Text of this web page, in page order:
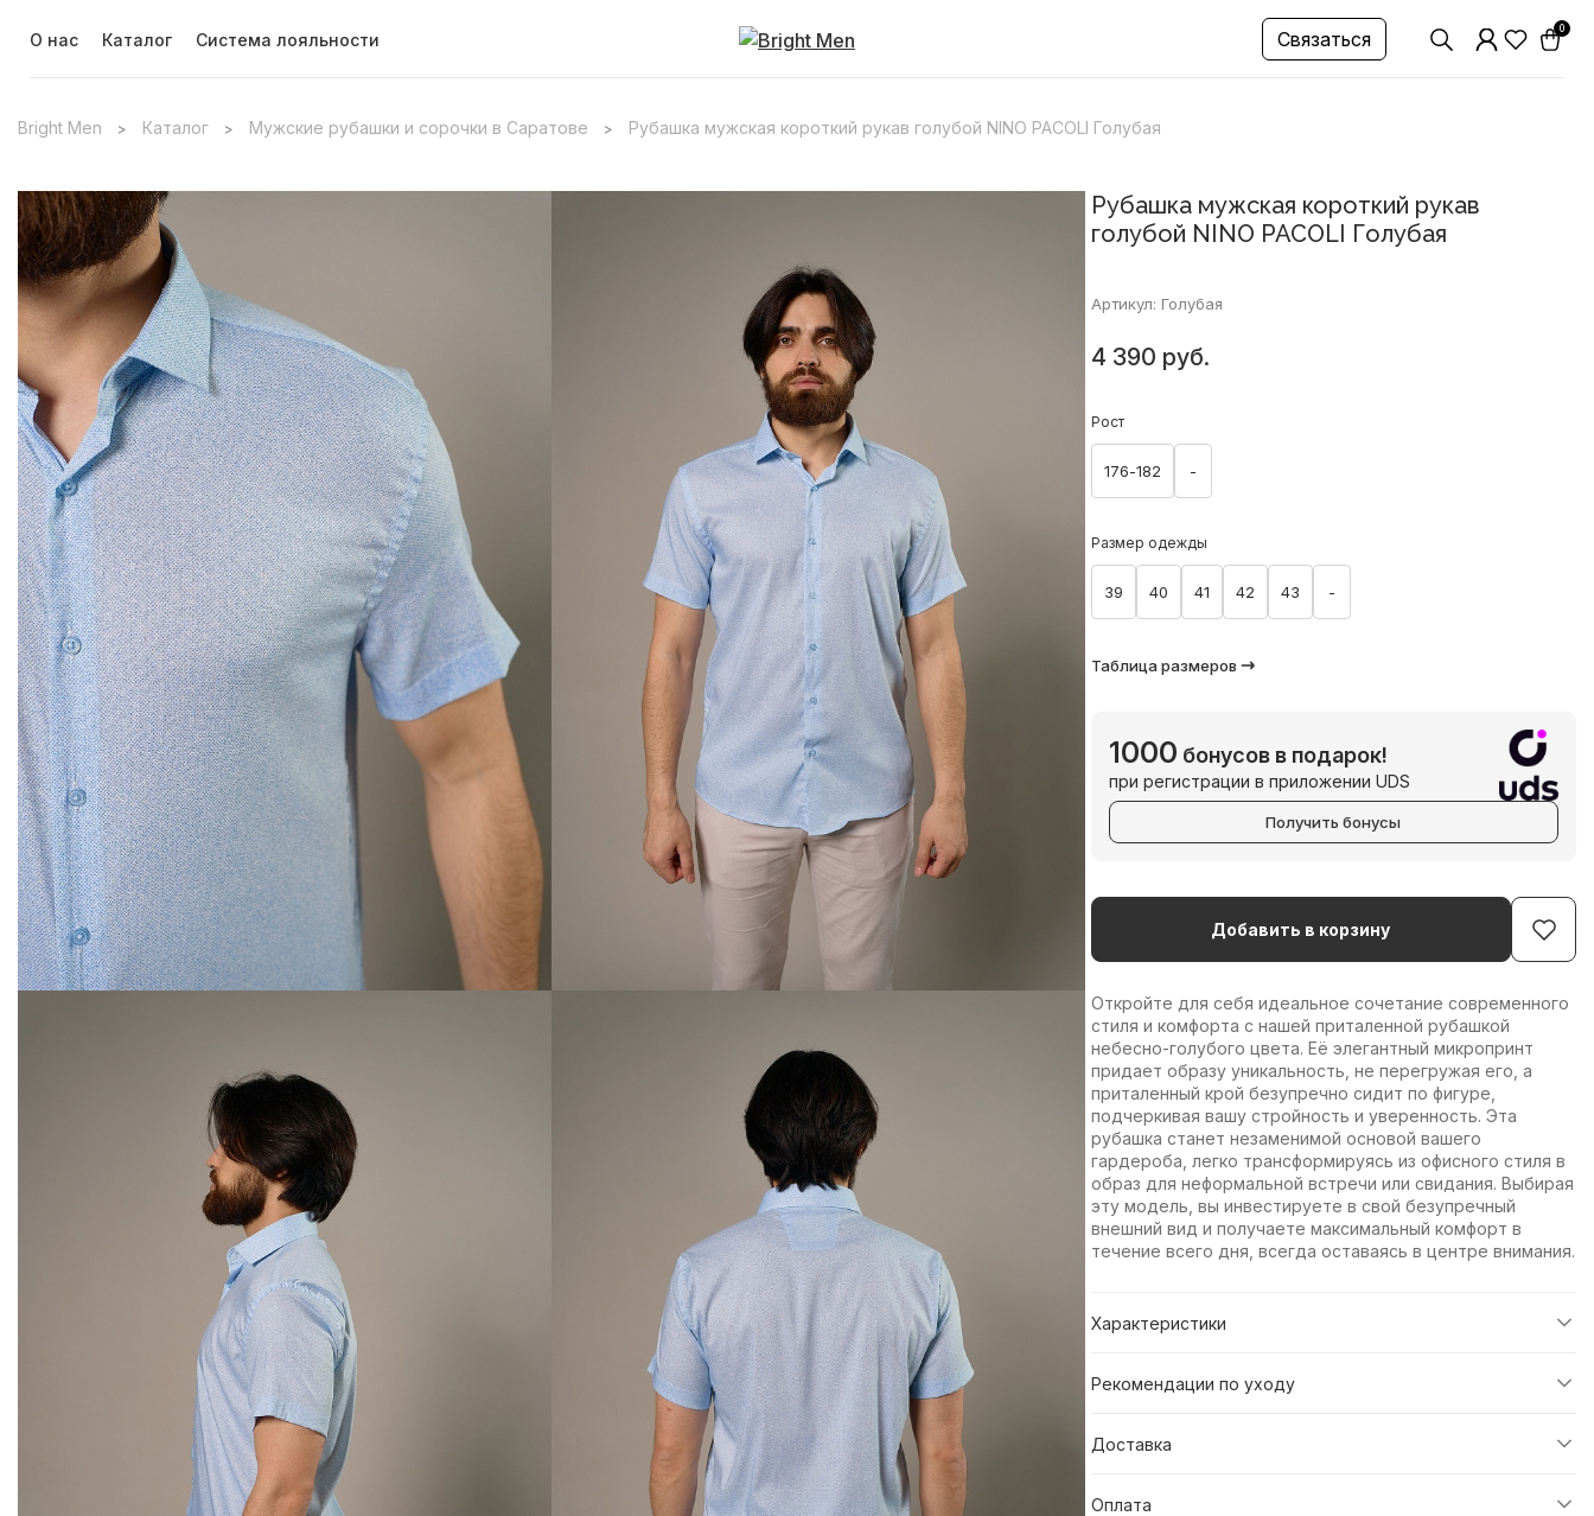
О нас Каталог Система лояльности Связаться 0
Bright Men > Каталог > Мужские рубашки и сорочки в Саратове > Рубашка мужская короткий рукав голубой NINO PACOLI Голубая
Рубашка мужская короткий рукав
голубой NINO PACOLI Голубая
Артикул: Голубая
4 390 руб.
Рост
176-182 -
Размер одежды
39 40 41 42 43 -
Таблица размеров
1000 бонусов в подарок!
при регистрации в приложении UDS
Получить бонусы
Добавить в корзину
Откройте для себя идеальное сочетание современного
стиля и комфорта с нашей приталенной рубашкой
небесно-голубого цвета. Её элегантный микропринт
придает образу уникальность, не перегружая его, а
приталенный крой безупречно сидит по фигуре,
подчеркивая вашу стройность и уверенность. Эта
рубашка станет незаменимой основой вашего
гардероба, легко трансформируясь из офисного стиля в
образ для неформальной встречи или свидания. Выбирая
эту модель, вы инвестируете в свой безупречный
внешний вид и получаете максимальный комфорт в
течение всего дня, всегда оставаясь в центре внимания.
Характеристики
Рекомендации по уходу
Доставка
Оплата